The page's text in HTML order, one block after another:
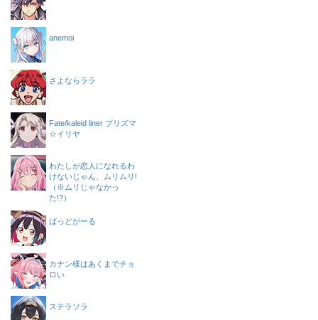
anemoi
さよならララ
Fate/kaleid liner プリズマ
☆イリヤ
わたしが恋人になれるわ
けないじゃん、ムリムリ!
（※ムリじゃなかっ
た!?）
ばっどがーる
カナン様はあくまでチョ
ロい
ステラソラ